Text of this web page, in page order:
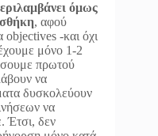
όμως
, αφού
-και όχι
μόνο 1-2
πρωτού
να
δυσκολεύουν
να
Έτσι, δεν